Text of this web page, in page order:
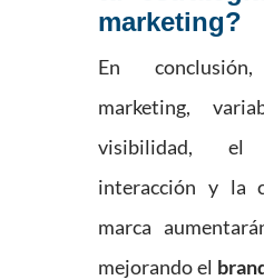
marketing?
En
marketing,
visibilidad,
interacción y la
marca
mejorando el